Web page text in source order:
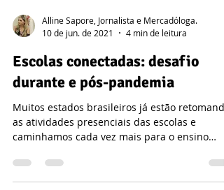
10 de jun. de 2021
4 min de leitura
Escolas conectadas: desafio
durante e pós-pandemia
Muitos estados brasileiros já estão retomando
caminhamos cada vez mais para o ensino
híbrido.